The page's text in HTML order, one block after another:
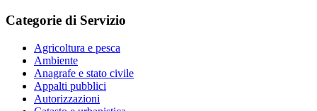
Categorie di Servizio
Agricoltura e pesca
Ambiente
Anagrafe e stato civile
Appalti pubblici
Autorizzazioni